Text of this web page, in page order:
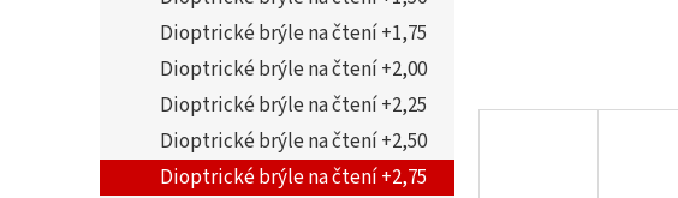
Dioptrické brýle na čtení +1,75
Dioptrické brýle na čtení +2,00
Dioptrické brýle na čtení +2,25
Dioptrické brýle na čtení +2,50
Dioptrické brýle na čtení +2,75